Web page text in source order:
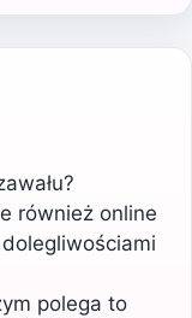
również online
polega to